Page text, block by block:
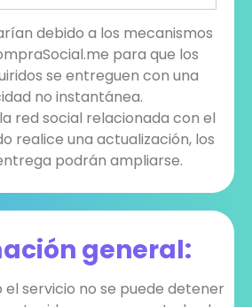
debido a los mecanismos
para que los
se entreguen con una
no instantánea.
red social relacionada con el
realice una actualización, los
podrán ampliarse.
general:
el servicio no se puede detener